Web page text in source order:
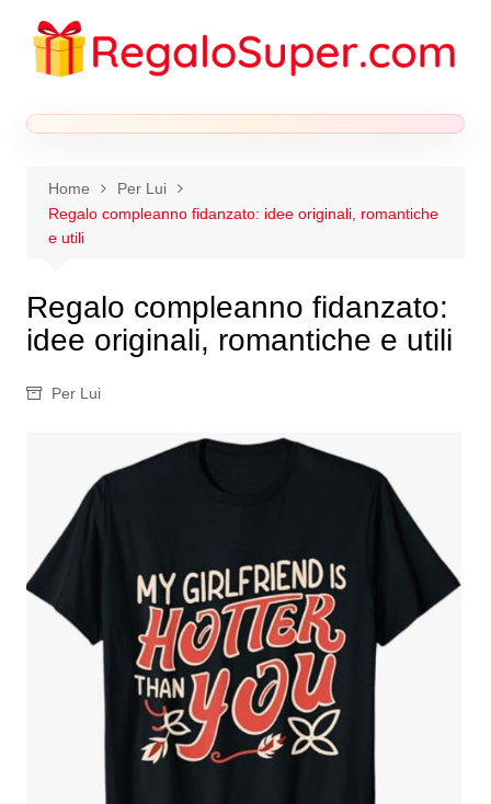
contenuto
Home
Per Lui
Regalo compleanno fidanzato: idee originali, romantiche
e utili
Regalo compleanno fidanzato:
idee originali, romantiche e utili
Per Lui